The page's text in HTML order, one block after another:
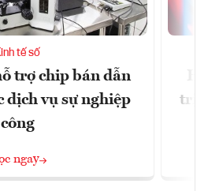
tế số
trợ chip bán dẫn
dịch vụ sự nghiệp
công
ngay
trị